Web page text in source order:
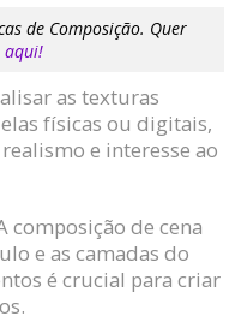
de Composição. Quer
aqui!
as texturas
físicas ou digitais,
e interesse ao
composição de cena
e as camadas do
é crucial para criar